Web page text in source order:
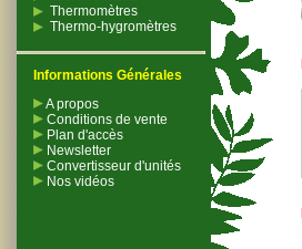
Thermomètres
Thermo-hygromètres
Informations Générales
A propos
Conditions de vente
Plan d'accès
Newsletter
Convertisseur d'unités
Nos vidéos